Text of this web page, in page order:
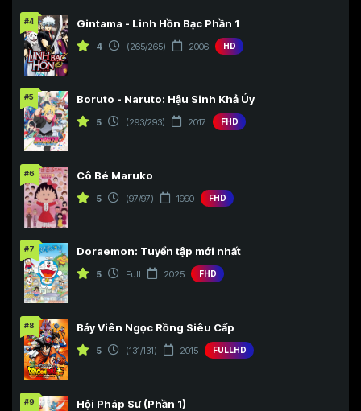
#4 Gintama - Linh Hồn Bạc Phần 1
4 (265/265) 2006 HD
#5 Boruto - Naruto: Hậu Sinh Khả Úy
5 (293/293) 2017 FHD
#6 Cô Bé Maruko
5 (97/97) 1990 FHD
#7 Doraemon: Tuyển tập mới nhất
5 Full 2025 FHD
#8 Bảy Viên Ngọc Rồng Siêu Cấp
5 (131/131) 2015 FULLHD
#9 Hội Pháp Sư (Phần 1)